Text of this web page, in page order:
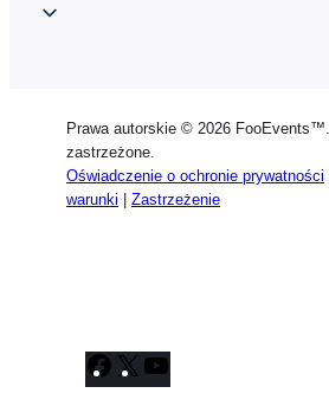
Prawa autorskie © 2026
zastrzeżone.
Oświadczenie o ochronie prywatności
warunki
Zastrzeżenie
Facebook
X